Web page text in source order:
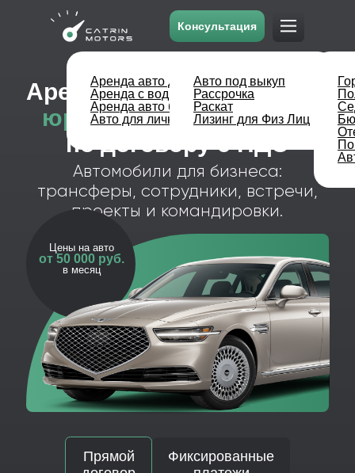
Консультация
Аренда авто долгосрочная
Аренда с водителем
Аренда авто без водителя
Авто для личных целей
Авто под выкуп
Рассрочка
Раскат
Лизинг для Физ Лиц
Автомобили для бизнеса:
трансферы, сотрудники, встречи,
проекты и командировки.
Аренда автомобилей
юридических лиц и ИП
по договору с НДС
Цены на авто
от 50 000 руб.
Прямой
договор
Фиксированные
Понятные
условия
Работаем с
2011 года
автомобилей